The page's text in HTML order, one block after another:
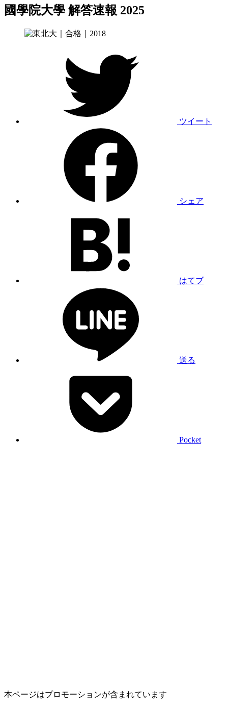
國學院大學 解答速報 2025
ツイート
シェア
はてブ
送る
Pocket
本ページはプロモーションが含まれています